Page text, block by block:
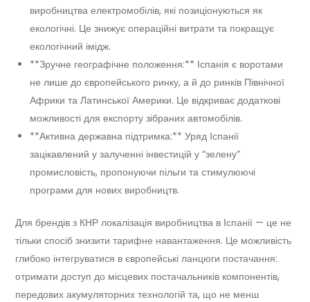
виробництва електромобілів, які позиціонуються як
екологічні. Це знижує операційні витрати та покращує
екологічний імідж.
**Зручне географічне положення:** Іспанія є воротами
не лише до європейського ринку, а й до ринків Північної
Африки та Латинської Америки. Це відкриває додаткові
можливості для експорту зібраних автомобілів.
**Активна державна підтримка:** Уряд Іспанії
зацікавлений у залученні інвестицій у “зелену”
промисловість, пропонуючи пільги та стимулюючі
програми для нових виробництв.
Для брендів з КНР локалізація виробництва в Іспанії — це не
тільки спосіб знизити тарифне навантаження. Це можливість
глибоко інтегруватися в європейські ланцюги постачання:
отримати доступ до місцевих постачальників компонентів,
передових акумуляторних технологій та, що не менш